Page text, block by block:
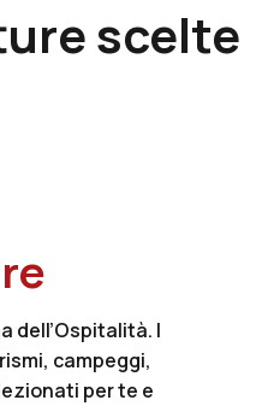
scelte
dell’Ospitalità. I
campeggi,
per te e